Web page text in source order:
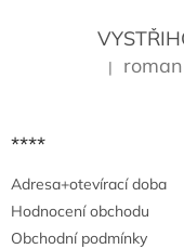
Hodnocení
|
****
Adresa+otevírací doba
Hodnocení obchodu
Obchodní podmínky